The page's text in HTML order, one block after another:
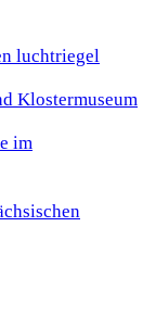
Klostermuseum